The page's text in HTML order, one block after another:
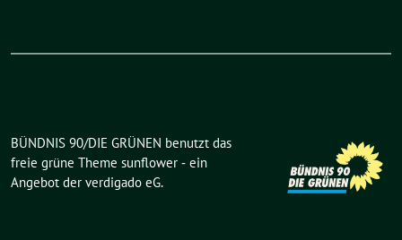
BÜNDNIS 90/DIE GRÜNEN benutzt das
freie grüne Theme sunflower ‐ ein
Angebot der verdigado eG.